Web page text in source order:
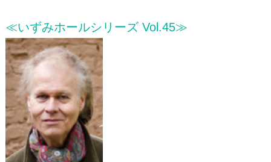
≪いずみホールシリーズ Vol.45≫